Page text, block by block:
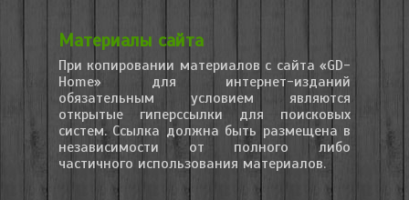
Материалы сайта
При копировании материалов с сайта «GD-
Home» для интернет-изданий
обязательным условием являются
открытые гиперссылки для поисковых
систем. Ссылка должна быть размещена в
независимости от полного либо
частичного использования материалов.